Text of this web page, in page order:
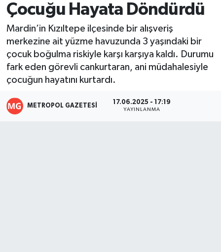
Çocuğu Hayata Döndürdü
Mardin’in Kızıltepe ilçesinde bir alışveriş
merkezine ait yüzme havuzunda 3 yaşındaki bir
çocuk boğulma riskiyle karşı karşıya kaldı. Durumu
fark eden görevli cankurtaran, ani müdahalesiyle
çocuğun hayatını kurtardı.
METROPOL GAZETESI 17.06.2025 - 17:19
YAYINLANMA
Resmi İlanlar